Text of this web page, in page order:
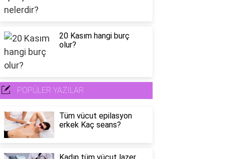
20 Kasım hangi burç
olur?
POPÜLER YAZILAR
Tüm vücut epilasyon
erkek Kaç seans?